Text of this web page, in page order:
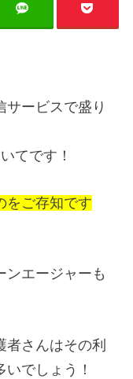
サービスで盛り
てです！
をご存知です
ンエージャーも
さんはその利
でしょう！